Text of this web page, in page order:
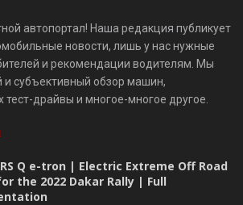
автопортал! Наша редакция публикует
новости, лишь у нас нужные
и рекомендации водителям. Мы
субъективный обзор машин,
драйвы и многое-многое другое.
Q e-tron | Electric Extreme Off Road
the 2022 Dakar Rally | Full